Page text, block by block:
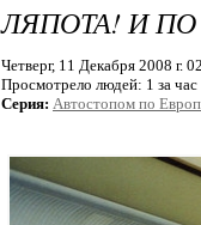
ЛЯПОТА! И
Четверг, 11 Декабря 2008 г.
Просмотрело людей: 1 за
Серия: Автостопом по